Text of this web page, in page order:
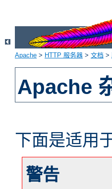
Apache > HTTP 服务器 > 文档 >
Apache
下面是适用
警告